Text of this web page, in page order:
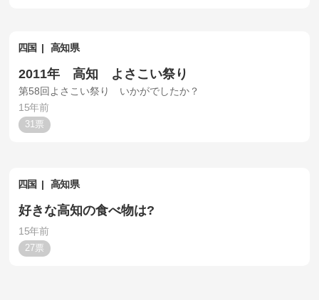
四国 高知県
2011年 高知 よさこい祭り
第58回よさこい祭り いかがでしたか？
15年前
31
四国 高知県
好きな高知の食べ物は?
15年前
27